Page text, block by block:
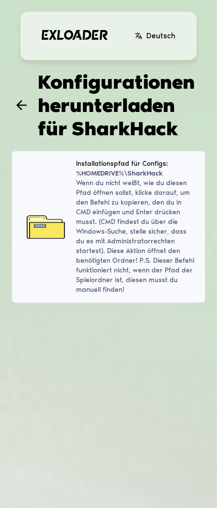
Deutsch
Konfigurationen
herunterladen
für SharkHack
Installationspfad für Configs:
%HOMEDRIVE%\SharkHack
Wenn du nicht weißt, wie du diesen
Pfad öffnen sollst, klicke darauf, um
den Befehl zu kopieren, den du in
CMD einfügen und Enter drücken
musst. (CMD findest du über die
Windows-Suche, stelle sicher, dass
du es mit Administratorrechten
startest). Diese Aktion öffnet den
benötigten Ordner! P.S. Dieser Befehl
funktioniert nicht, wenn der Pfad der
Spielordner ist, diesen musst du
manuell finden!